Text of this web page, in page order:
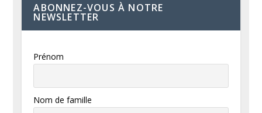
ABONNEZ-VOUS À NOTRE
NEWSLETTER
Prénom
Nom de famille